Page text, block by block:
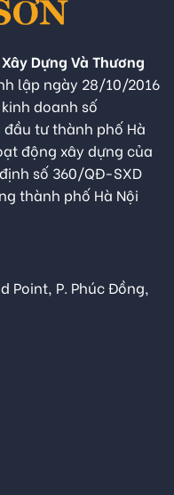
Dựng Và Thương
lập ngày 28/10/2016
doanh số
đầu tư thành phố Hà
động xây dựng của
số 360/QĐ-SXD
thành phố Hà Nội
Point, P. Phúc Đồng,